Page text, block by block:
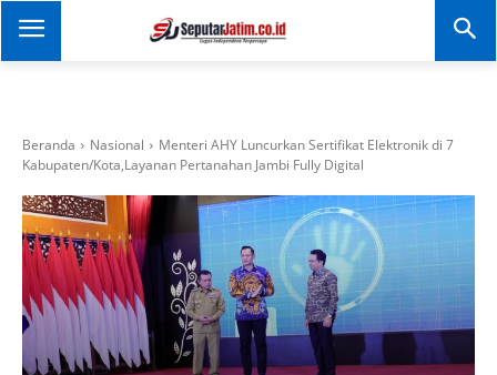
SEPUTAR JATIM
Portal Informasi Dan
Beranda Nasional
Menteri AHY Luncurkan Sertifikat Elektronik di 7
Kabupaten/Kota,Layanan Pertanahan Jambi Fully Digital